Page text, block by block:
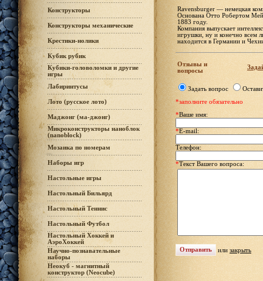
Конструкторы
Конструкторы механические
Крестики-нолики
Кубик рубик
Кубики-головоломки и другие
игры
Лабиринтусы
Лото (русское лото)
Маджонг (ма-джонг)
Микроконструкторы наноблок
(nanoblock)
Мозаика по номерам
Наборы игр
Настольные игры
Настольный Бильярд
Настольный Теннис
Настольный Футбол
Настольный Хоккей и
АэроХоккей
Научно-познавательные
наборы
Неокуб - магнитный
конструктор (Neocube)
Ravensburger — немецкая
Основана Отто Робертом
1883 году.
Компания выпускает
игрушки, ну и конечно всем
находится в Германии и
Отзывы и
вопросы
Задать вопрос
*заполните обязательно
*Ваше имя:
*E-mail:
Телефон:
*Текст Вашего вопроса:
или закрыть